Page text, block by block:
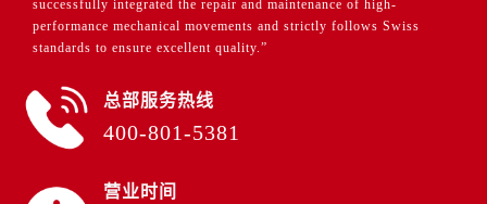
successfully integrated the repair and maintenance of high-
performance mechanical movements and strictly follows Swiss
standards to ensure excellent quality.”
总部服务热线
400-801-5381
营业时间